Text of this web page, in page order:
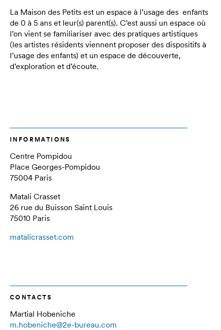
La Maison des Petits est un espace à l’usage des enfants
de 0 à 5 ans et leur(s) parent(s). C’est aussi un espace où
l’on vient se familiariser avec des pratiques artistiques
(les artistes résidents viennent proposer des dispositifs à
l’usage des enfants) et un espace de découverte,
d’exploration et d’écoute.
INFORMATIONS
Centre Pompidou
Place Georges-Pompidou
75004 Paris
Matali Crasset
26 rue du Buisson Saint Louis
75010 Paris
matalicrasset.com
CONTACTS
Martial Hobeniche
m.hobeniche@2e-bureau.com